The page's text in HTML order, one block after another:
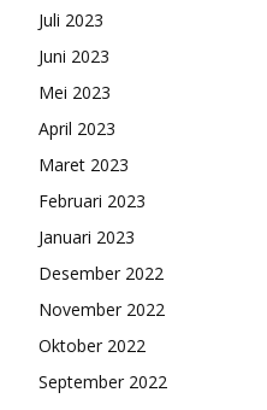
Juli 2023
Juni 2023
Mei 2023
April 2023
Maret 2023
Februari 2023
Januari 2023
Desember 2022
November 2022
Oktober 2022
September 2022